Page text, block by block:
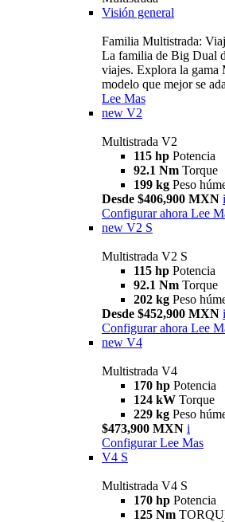
Visión general
Familia Multistrada:
La familia de Big Dual
viajes. Explora la gama
modelo que mejor se
Lee Mas
new V2
Multistrada V2
115 hp Potencia
92.1 Nm Torque
199 kg Peso
Desde $406,900 MXN i
Configurar ahora Lee
new V2 S
Multistrada V2 S
115 hp Potencia
92.1 Nm Torque
202 kg Peso
Desde $452,900 MXN i
Configurar ahora Lee
new V4
Multistrada V4
170 hp Potencia
124 kW Torque
229 kg Peso
$473,900 MXN i
Configurar Lee Mas
V4 S
Multistrada V4 S
170 hp Potencia
125 Nm